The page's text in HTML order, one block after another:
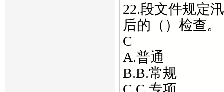
22.段文件规定
后的（）检查。
C
A.普通
B.B.常规